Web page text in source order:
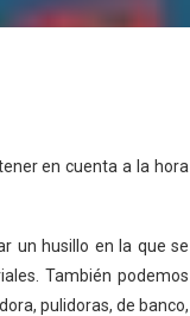
en cuenta a la hora
un husillo en la que se
También podemos
pulidoras, de banco,